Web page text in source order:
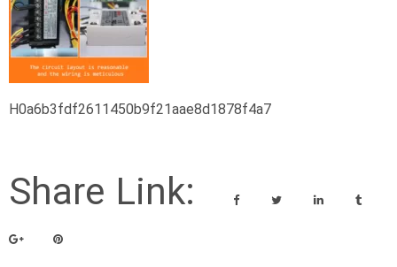
H0a6b3fdf2611450b9f21aae8d1878f4a7
Share Link: